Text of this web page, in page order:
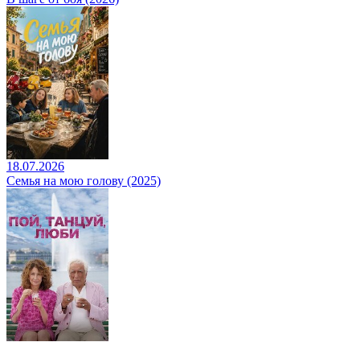
18.07.2026
Семья на мою голову (2025)